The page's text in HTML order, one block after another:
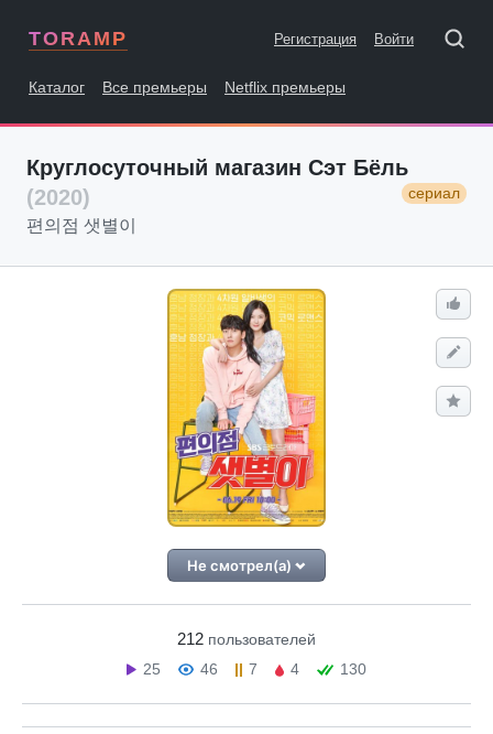
TORAMP Регистрация Войти
Каталог Все премьеры Netflix премьеры
Круглосуточный магазин Сэт Бёль
(2020)
сериал
편의점 샛별이
Не смотрел(а)
212 пользователей
25
46 7 4 130